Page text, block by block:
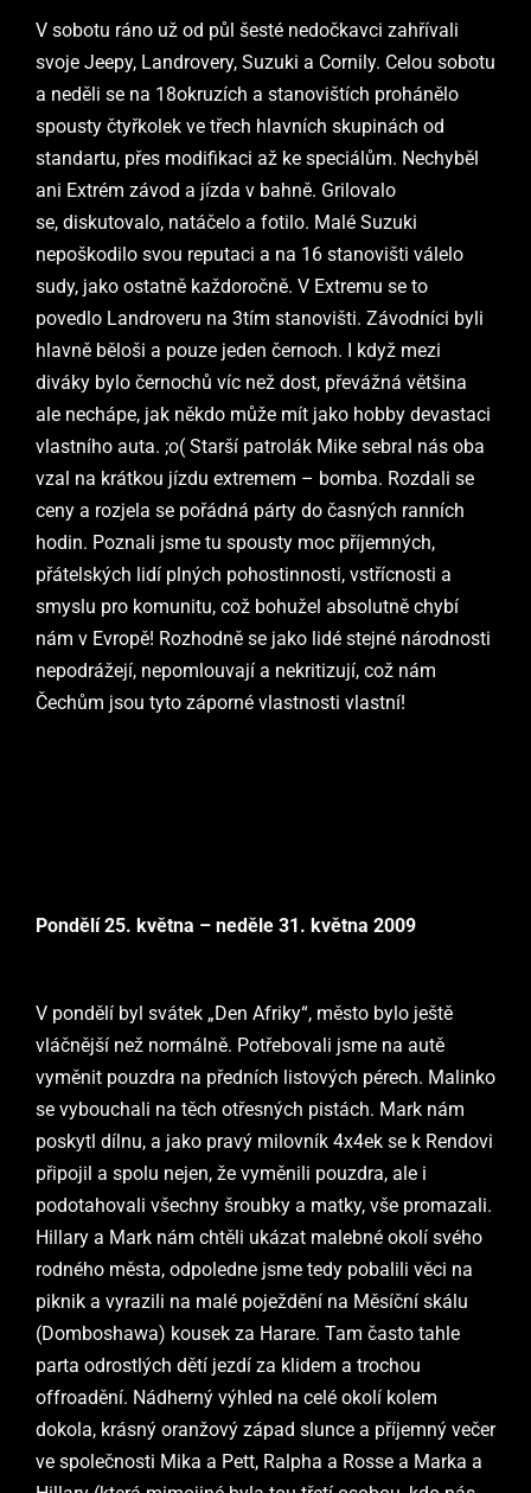
V sobotu ráno už od půl šesté nedočkavci zahřívali
svoje Jeepy, Landrovery, Suzuki a Cornily. Celou sobotu
a neděli se na 18okruzích a stanovištích prohánělo
spousty čtyřkolek ve třech hlavních skupinách od
standartu, přes modifikaci až ke speciálům. Nechyběl
ani Extrém závod a jízda v bahně. Grilovalo
se,diskutovalo, natáčelo a fotilo. Malé Suzuki
nepoškodilo svou reputaci a na 16 stanovišti válelo
sudy, jako ostatně každoročně. V Extremu se to
povedlo Landroveru na 3tím stanovišti. Závodníci byli
hlavně běloši a pouze jeden černoch. I když mezi
diváky bylo černochů víc než dost, převážná většina
ale nechápe, jak někdo může mít jako hobby devastaci
vlastního auta. ;o( Starší patrolák Mike sebral nás oba
vzal na krátkou jízdu extremem – bomba. Rozdali se
ceny a rozjela se pořádná párty do časných ranních
hodin. Poznali jsme tu spousty moc příjemných,
přátelských lidí plných pohostinnosti, vstřícnosti a
smyslu pro komunitu, což bohužel absolutně chybí
nám v Evropě! Rozhodně se jako lidé stejné národnosti
nepodrážejí, nepomlouvají a nekritizují, což nám
Čechům jsou tyto záporné vlastnosti vlastní!
Pondělí 25. května – neděle 31. května 2009
V pondělí byl svátek „Den Afriky“, město bylo ještě
vláčnější než normálně. Potřebovali jsme na autě
vyměnit pouzdra na předních listových pérech. Malinko
se vybouchali na těch otřesných pistách. Mark nám
poskytl dílnu, a jako pravý milovník 4x4ek se k Rendovi
připojil a spolu nejen, že vyměnili pouzdra, ale i
podotahovali všechny šroubky a matky, vše promazali.
Hillary a Mark nám chtěli ukázat malebné okolí svého
rodného města, odpoledne jsme tedy pobalili věci na
piknik a vyrazili na malé poježdění na Měsíční skálu
(Domboshawa) kousek za Harare. Tam často tahle
parta odrostlých dětí jezdí za klidem a trochou
offroadění. Nádherný výhled na celé okolí kolem
dokola, krásný oranžový západ slunce a příjemný večer
ve společnosti Mika a Pett, Ralpha a Rosse a Marka a